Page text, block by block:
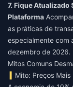
7. Fique Atualizado
Plataforma
as práticas de
especialmente com
dezembro de 2026.
Mitos Comuns
Mito: Preços Mais